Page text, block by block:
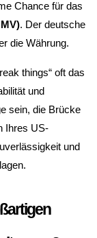
Chance für das
. Der deutsche
die Währung.
things“ oft das
und
sein, die Brücke
Ihres US-
und